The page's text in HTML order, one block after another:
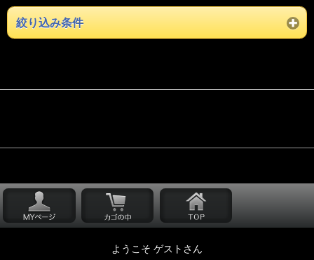
絞り込み条件
ようこそ ゲストさん